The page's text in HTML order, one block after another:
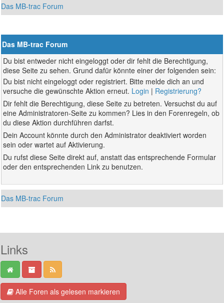
Das MB-trac Forum
Das MB-trac Forum
Du bist entweder nicht eingeloggt oder dir fehlt die Berechtigung,
diese Seite zu sehen. Grund dafür könnte einer der folgenden sein:
Du bist nicht eingeloggt oder registriert. Bitte melde dich an und
versuche die gewünschte Aktion erneut. Login | Registrierung?
Dir fehlt die Berechtigung, diese Seite zu betreten. Versuchst du auf
eine Administratoren-Seite zu kommen? Lies in den Forenregeln, ob
du diese Aktion durchführen darfst.
Dein Account könnte durch den Administrator deaktiviert worden
sein oder wartet auf Aktivierung.
Du rufst diese Seite direkt auf, anstatt das entsprechende Formular
oder den entsprechenden Link zu benutzen.
Das MB-trac Forum
Links
Alle Foren als gelesen markieren